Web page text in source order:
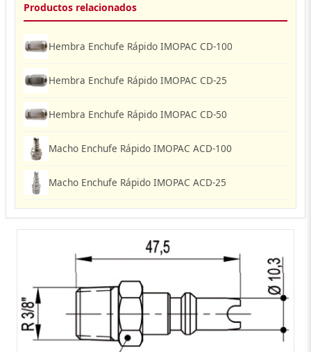
Productos relacionados
Hembra Enchufe Rápido IMOPAC CD-100
Hembra Enchufe Rápido IMOPAC CD-25
Hembra Enchufe Rápido IMOPAC CD-50
Macho Enchufe Rápido IMOPAC ACD-100
Macho Enchufe Rápido IMOPAC ACD-25